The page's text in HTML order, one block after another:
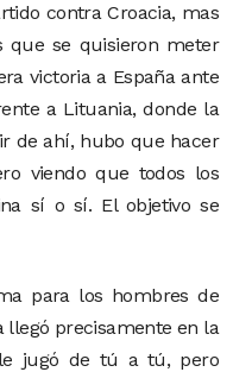
contra Croacia, mas
que se quisieron meter
victoria a España ante
a Lituania, donde la
de ahí, hubo que hacer
viendo que todos los
sí o sí. El objetivo se
para los hombres de
llegó precisamente en la
le jugó de tú a tú, pero